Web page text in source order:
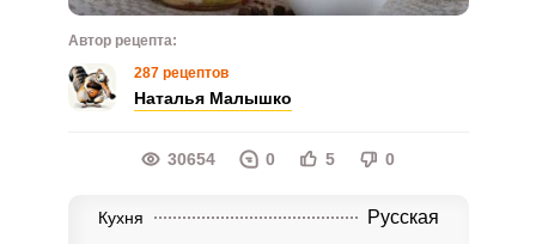
Автор рецепта:
287 рецептов
Наталья Малышко
30654 0 5 0
Кухня Русская